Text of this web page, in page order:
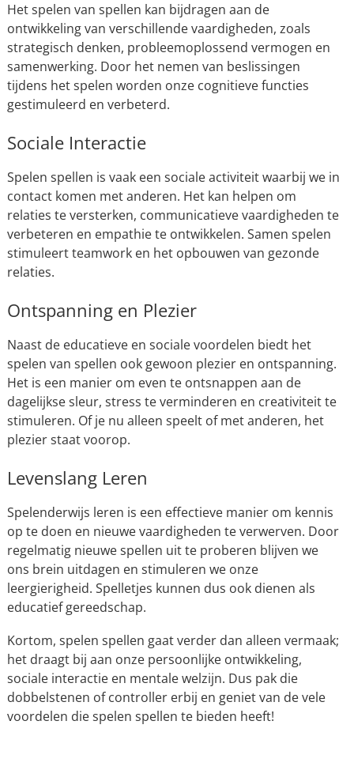
Het spelen van spellen kan bijdragen aan de
ontwikkeling van verschillende vaardigheden, zoals
strategisch denken, probleemoplossend vermogen en
samenwerking. Door het nemen van beslissingen
tijdens het spelen worden onze cognitieve functies
gestimuleerd en verbeterd.
Sociale Interactie
Spelen spellen is vaak een sociale activiteit waarbij we in
contact komen met anderen. Het kan helpen om
relaties te versterken, communicatieve vaardigheden te
verbeteren en empathie te ontwikkelen. Samen spelen
stimuleert teamwork en het opbouwen van gezonde
relaties.
Ontspanning en Plezier
Naast de educatieve en sociale voordelen biedt het
spelen van spellen ook gewoon plezier en ontspanning.
Het is een manier om even te ontsnappen aan de
dagelijkse sleur, stress te verminderen en creativiteit te
stimuleren. Of je nu alleen speelt of met anderen, het
plezier staat voorop.
Levenslang Leren
Spelenderwijs leren is een effectieve manier om kennis
op te doen en nieuwe vaardigheden te verwerven. Door
regelmatig nieuwe spellen uit te proberen blijven we
ons brein uitdagen en stimuleren we onze
leergierigheid. Spelletjes kunnen dus ook dienen als
educatief gereedschap.
Kortom, spelen spellen gaat verder dan alleen vermaak;
het draagt bij aan onze persoonlijke ontwikkeling,
sociale interactie en mentale welzijn. Dus pak die
dobbelstenen of controller erbij en geniet van de vele
voordelen die spelen spellen te bieden heeft!